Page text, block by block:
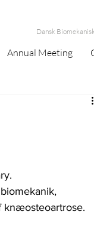
Dansk
Annual Meeting
knæosteoartrose.